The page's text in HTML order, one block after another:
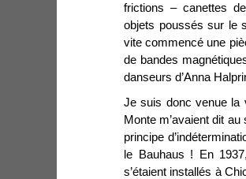
frictions – canettes
objets poussés sur le
vite commencé une
de bandes
danseurs d’Anna
Je suis donc venue la
Monte m’avaient dit
principe
le Bauhaus ! En
s’étaient installés à